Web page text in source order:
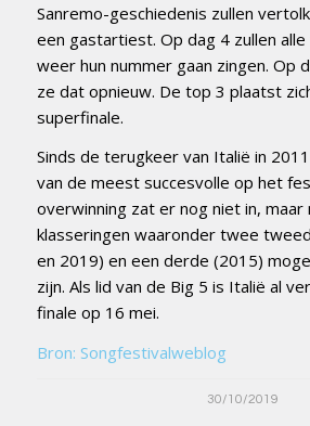
Sanremo-geschiedenis zullen
een gastartiest. Op dag 4 zullen
weer hun nummer gaan zingen. Op
ze dat opnieuw. De top 3 plaatst
superfinale.
Sinds de terugkeer van Italië in
van de meest succesvolle op het
overwinning zat er nog niet in,
klasseringen waaronder twee
en 2019) en een derde (2015)
zijn. Als lid van de Big 5 is Italië al
finale op 16 mei.
Bron: Songfestivalweblog
30/10/2019